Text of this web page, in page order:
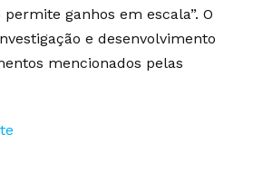
ganhos em escala”. O
e desenvolvimento
mencionados pelas